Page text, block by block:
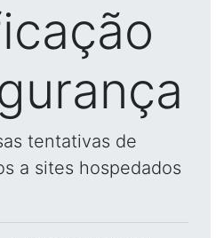
tentativas de
a sites hospedados